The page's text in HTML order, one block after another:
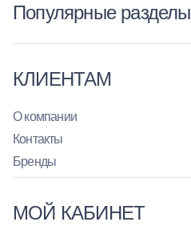
Популярные разделы
КЛИЕНТАМ
О компании
Контакты
Бренды
МОЙ КАБИНЕТ